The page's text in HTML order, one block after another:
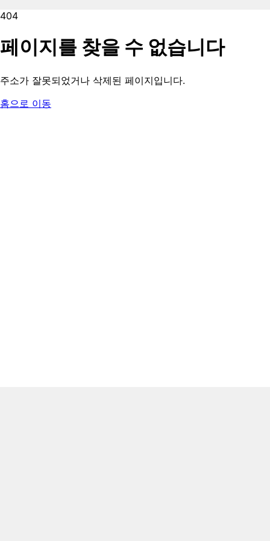
404
페이지를 찾을 수 없습니다
주소가 잘못되었거나 삭제된 페이지입니다.
홈으로 이동